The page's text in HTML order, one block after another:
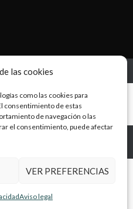
las cookies
como las cookies para
consentimiento de estas
de navegación o las
el consentimiento, puede afectar
VER PREFERENCIAS
Aviso legal